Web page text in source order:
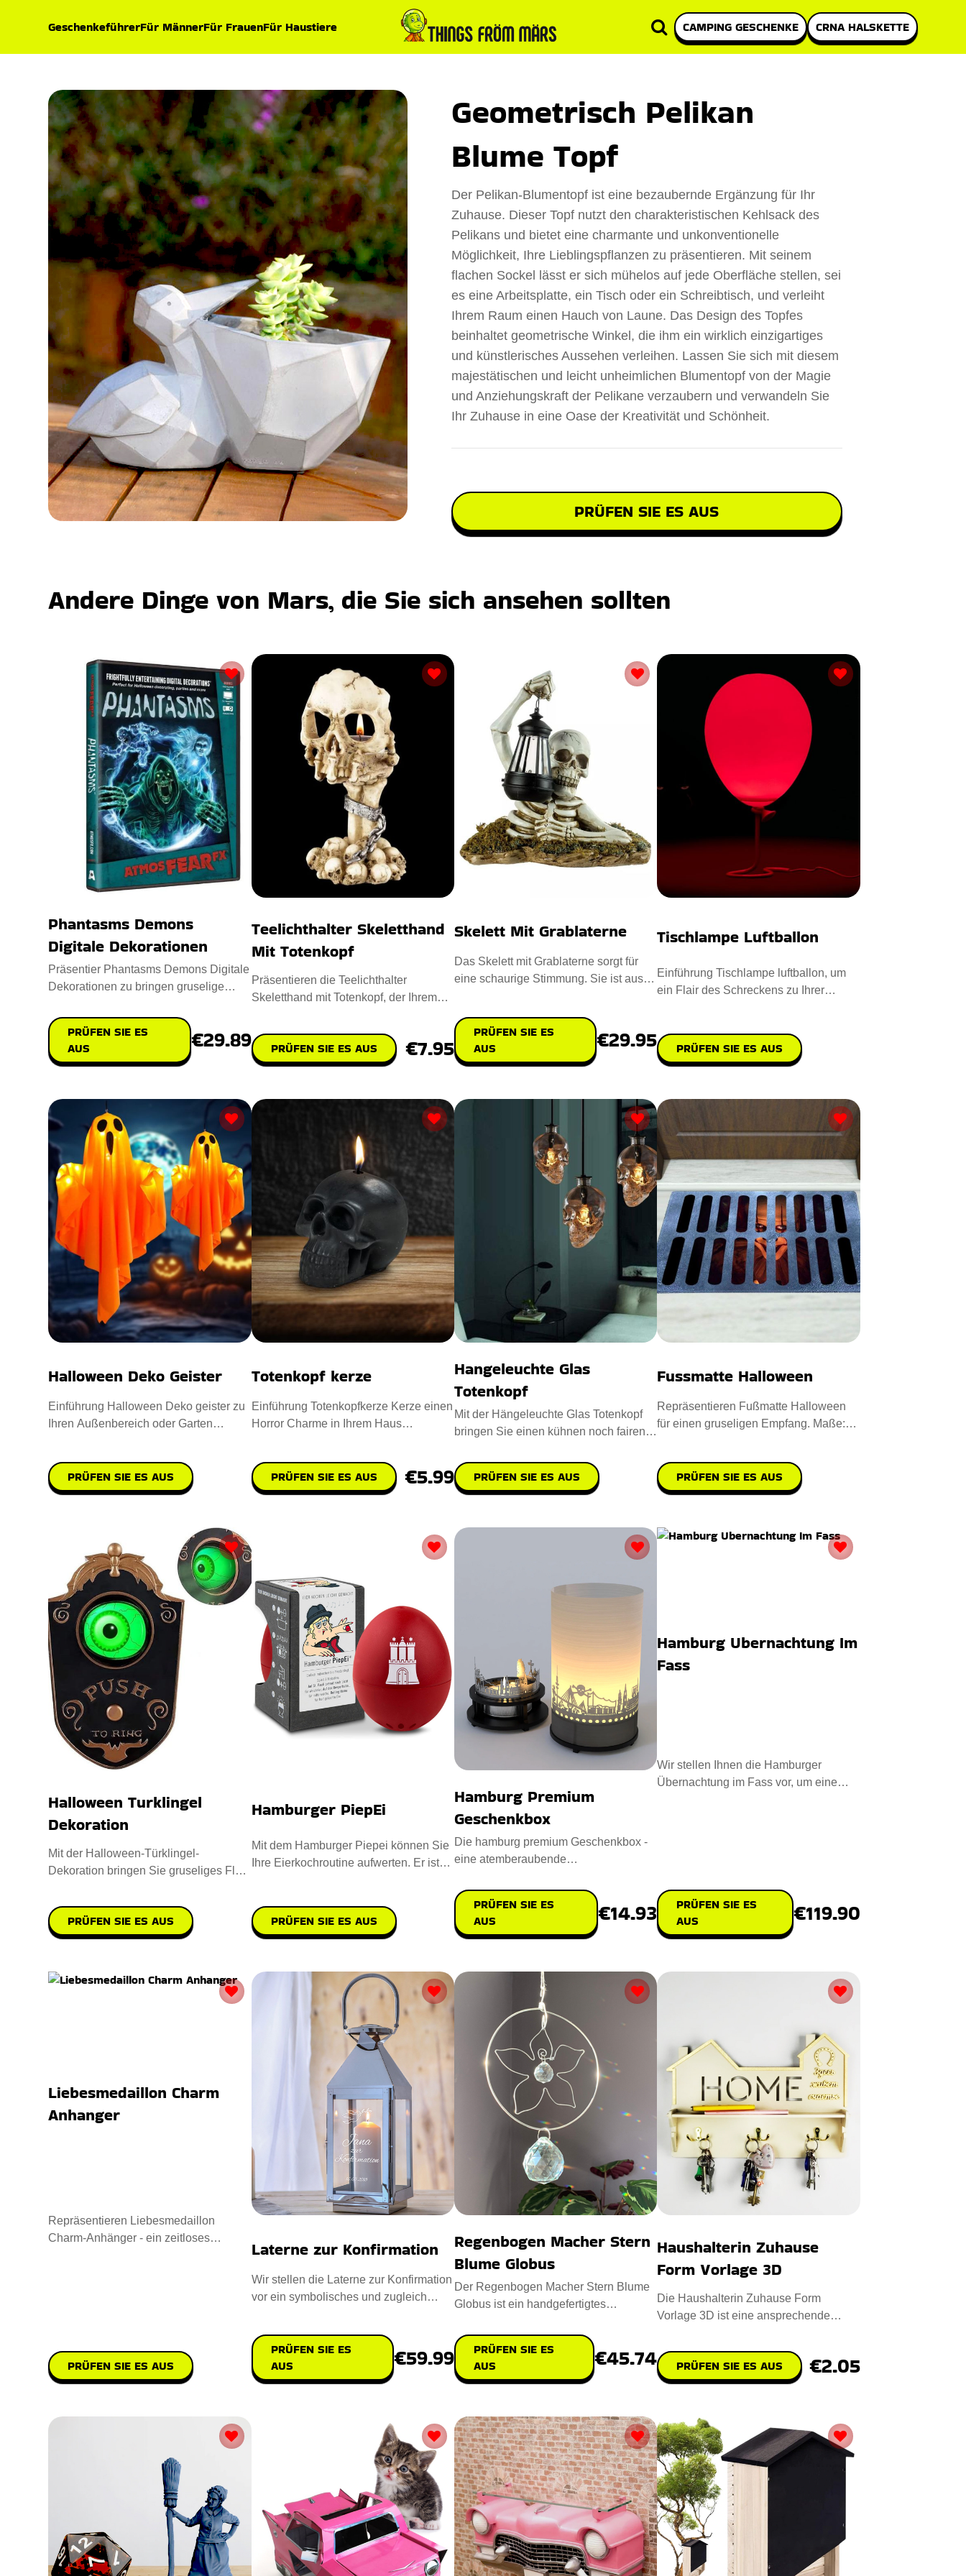
GeschenkeführerFür MännerFür FrauenFür Haustiere CAMPING GESCHENKE CRNA HALSKETTE
Geometrisch Pelikan
Blume Topf
Der Pelikan-Blumentopf ist eine bezaubernde Ergänzung für Ihr
Zuhause. Dieser Topf nutzt den charakteristischen Kehlsack des
Pelikans und bietet eine charmante und unkonventionelle
Möglichkeit, Ihre Lieblingspflanzen zu präsentieren. Mit seinem
flachen Sockel lässt er sich mühelos auf jede Oberfläche stellen, sei
es eine Arbeitsplatte, ein Tisch oder ein Schreibtisch, und verleiht
Ihrem Raum einen Hauch von Laune. Das Design des Topfes
beinhaltet geometrische Winkel, die ihm ein wirklich einzigartiges
und künstlerisches Aussehen verleihen. Lassen Sie sich mit diesem
majestätischen und leicht unheimlichen Blumentopf von der Magie
und Anziehungskraft der Pelikane verzaubern und verwandeln Sie
Ihr Zuhause in eine Oase der Kreativität und Schönheit.
PRÜFEN SIE ES AUS
Andere Dinge von Mars, die Sie sich ansehen sollten
Phantasms Demons
Digitale Dekorationen
Präsentier Phantasms Demons Digitale
Dekorationen zu bringen gruselige
PRÜFEN SIE ES
AUS
€29.89
Teelichthalter Skeletthand
Mit Totenkopf
Präsentieren die Teelichthalter
Skeletthand mit Totenkopf, der Ihrem
PRÜFEN SIE ES AUS €7.95
Skelett Mit Grablaterne
Das Skelett mit Grablaterne sorgt für
eine schaurige Stimmung. Sie ist aus
PRÜFEN SIE ES
AUS
€29.95
Tischlampe Luftballon
Einführung Tischlampe luftballon, um
ein Flair des Schreckens zu Ihrer
PRÜFEN SIE ES AUS
Halloween Deko Geister
Einführung Halloween Deko geister zu
Ihren Außenbereich oder Garten
PRÜFEN SIE ES AUS
Totenkopf kerze
Einführung Totenkopfkerze Kerze einen
Horror Charme in Ihrem Haus
PRÜFEN SIE ES AUS €5.99
Hangeleuchte Glas
Totenkopf
Mit der Hängeleuchte Glas Totenkopf
bringen Sie einen kühnen noch fairen
PRÜFEN SIE ES AUS
Fussmatte Halloween
Repräsentieren Fußmatte Halloween
für einen gruseligen Empfang. Maße:
PRÜFEN SIE ES AUS
Halloween Turklingel
Dekoration
Mit der Halloween-Türklingel-
Dekoration bringen Sie gruseliges Flair
PRÜFEN SIE ES AUS
Hamburger PiepEi
Mit dem Hamburger Piepei können Sie
Ihre Eierkochroutine aufwerten. Er ist
PRÜFEN SIE ES AUS
Hamburg Premium
Geschenkbox
Die hamburg premium Geschenkbox -
eine atemberaubende
Hamburger Wah
PRÜFEN SIE ES
AUS
€14.93
Hamburg Ubernachtung Im
Fass
Wir stellen Ihnen die Hamburger
Übernachtung im Fass vor, um eine
PRÜFEN SIE ES
AUS
€119.90
Liebesmedaillon Charm
Anhanger
Repräsentieren Liebesmedaillon
Charm-Anhänger - ein zeitloses
PRÜFEN SIE ES AUS
Laterne zur Konfirmation
Wir stellen die Laterne zur Konfirmation
vor ein symbolisches und zugleich
PRÜFEN SIE ES
AUS
€59.99
Regenbogen Macher Stern
Blume Globus
Der Regenbogen Macher Stern Blume
Globus ist ein handgefertigtes
PRÜFEN SIE ES
AUS
€45.74
Haushalterin Zuhause
Form Vorlage 3D
Die Haushalterin Zuhause Form
Vorlage 3D ist eine ansprechende
PRÜFEN SIE ES AUS €2.05